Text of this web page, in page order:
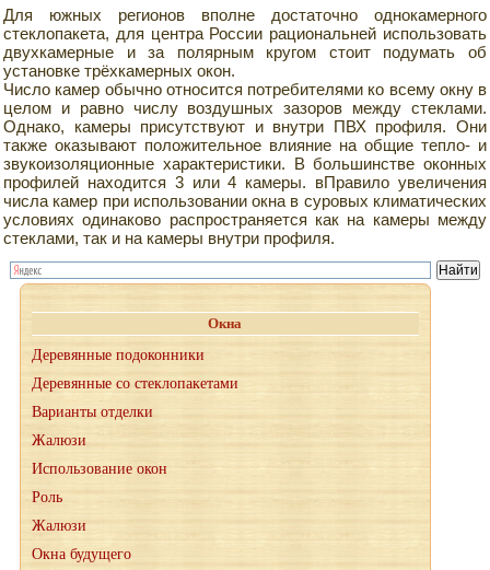
Для южных регионов вполне достаточно однокамерного
стеклопакета, для центра России рациональней использовать
двухкамерные и за полярным кругом стоит подумать об
установке трёхкамерных окон.
Число камер обычно относится потребителями ко всему окну в
целом и равно числу воздушных зазоров между стеклами.
Однако, камеры присутствуют и внутри ПВХ профиля. Они
также оказывают положительное влияние на общие тепло- и
звукоизоляционные характеристики. В большинстве оконных
профилей находится 3 или 4 камеры. вПравило увеличения
числа камер при использовании окна в суровых климатических
условиях одинаково распространяется как на камеры между
стеклами, так и на камеры внутри профиля.
Окна
Деревянные подоконники
Деревянные со стеклопакетами
Варианты отделки
Жалюзи
Использование окон
Роль
Жалюзи
Окна будущего